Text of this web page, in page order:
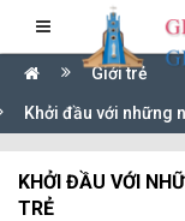
Giới trẻ
Khởi đầu với những
KHỞI ĐẦU VỚI
TRẺ